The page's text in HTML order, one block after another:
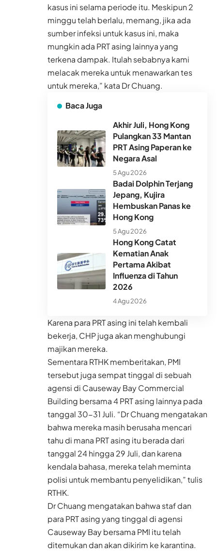
kasus ini selama periode itu. Meskipun 2
minggu telah berlalu, memang, jika ada
sumber infeksi untuk kasus ini, maka
mungkin ada PRT asing lainnya yang
terkena dampak. Itulah sebabnya kami
melacak mereka untuk menawarkan tes
untuk mereka,” kata Dr Chuang.
Baca Juga
Akhir Juli, Hong Kong
Pulangkan 33 Mantan
PRT Asing Paperan ke
Negara Asal
5 Agu 2026
Badai Dolphin Terjang
Jepang, Kujira
Hembuskan Panas ke
Hong Kong
5 Agu 2026
Hong Kong Catat
Kematian Anak
Pertama Akibat
Influenza di Tahun
2026
4 Agu 2026
Karena para PRT asing ini telah kembali
bekerja, CHP juga akan menghubungi
majikan mereka.
Sementara RTHK memberitakan, PMI
tersebut juga sempat tinggal di sebuah
agensi di Causeway Bay Commercial
Building bersama 4 PRT asing lainnya pada
tanggal 30-31 Juli. “Dr Chuang mengatakan
bahwa mereka masih berusaha mencari
tahu di mana PRT asing itu berada dari
tanggal 24 hingga 29 Juli, dan karena
kendala bahasa, mereka telah meminta
polisi untuk membantu penyelidikan,” tulis
RTHK.
Dr Chuang mengatakan bahwa staf dan
para PRT asing yang tinggal di agensi
Causeway Bay bersama PMI itu telah
ditemukan dan akan dikirim ke karantina.